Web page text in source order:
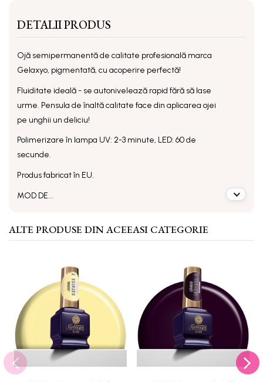
DETALII PRODUS
Ojă semipermanentăde calitate profesională marca
Gelaxyo, pigmentată, cu acoperire perfectă!
Fluiditate ideală - se autonivelează rapid fără să lase
urme. Pensula de înaltă calitate face din aplicarea ojei
pe unghii un deliciu!
Polimerizare în lampa UV: 2-3 minute, LED: 60 de
secunde.
Produs fabricat în EU.
MOD DE...
ALTE PRODUSE DIN ACEEASI CATEGORIE